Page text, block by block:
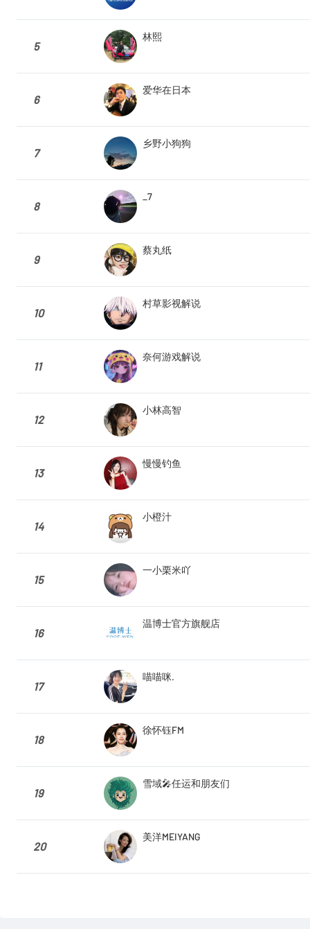
5
林熙
6
爱华在日本
7
乡野小狗狗
8
_7
9
蔡丸纸
10
村草影视解说
11
奈何游戏解说
12
小林高智
13
慢慢钓鱼
14
小橙汁
15
一小栗米吖
16
温博士官方旗舰店
17
喵喵咪.
18
徐怀钰FM
19
雪域🎤任运和朋友们
20
美洋MEIYANG